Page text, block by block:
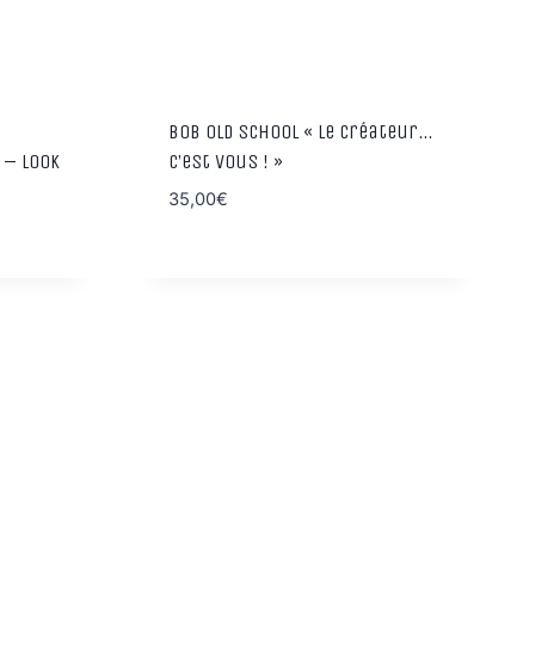
Look
Bob Old School « Le Créateur…
C’est vous ! »
35,00€